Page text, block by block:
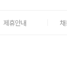
제휴안내